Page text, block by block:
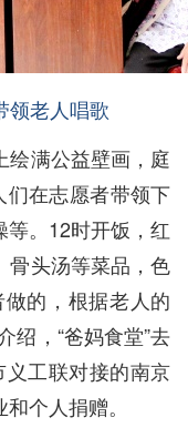
领老人唱歌
绘满公益壁画，庭
们在志愿者带领下
。12时开饭，红
骨头汤等菜品，色
的，根据老人的
绍，“爸妈食堂”去
工联对接的南京
个人捐赠。